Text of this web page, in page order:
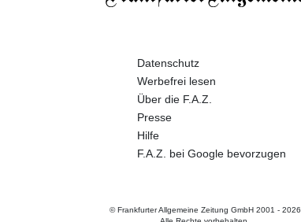
Datenschutz
Werbefrei lesen
Über die F.A.Z.
Presse
Hilfe
F.A.Z. bei Google bevorzugen
© Frankfurter Allgemeine Zeitung GmbH 2001 - 2026